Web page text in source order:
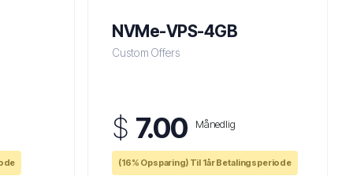
NVMe-VPS-4GB
Custom Offers
$ 7.00 Månedlig
(16% Opsparing) Til 1år Betalingsperiode